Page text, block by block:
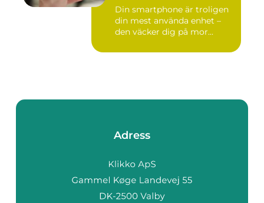
Din smartphone är troligen
din mest använda enhet –
den väcker dig på mor...
Adress